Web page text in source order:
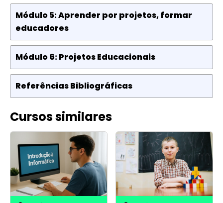
Módulo 5: Aprender por projetos, formar
educadores
Módulo 6: Projetos Educacionais
Referências Bibliográficas
Cursos similares